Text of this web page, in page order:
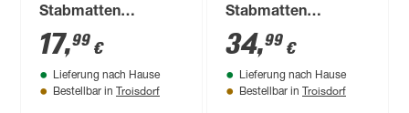
Stabmatten
'Essential' anthrazit
4 x 4 x 133,5 cm
17,99 €
Lieferung nach Hause
Bestellbar in Troisdorf
Stabmatten
'Essential' anthrazit
4 x 4 x 240 cm
34,99 €
Lieferung nach Hause
Bestellbar in Troisdorf